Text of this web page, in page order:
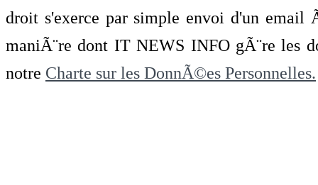
droit s'exerce par simple envoi d'un
maniÃ¨re dont IT NEWS INFO gÃ¨re les
notre Charte sur les DonnÃ©es Personnelles.